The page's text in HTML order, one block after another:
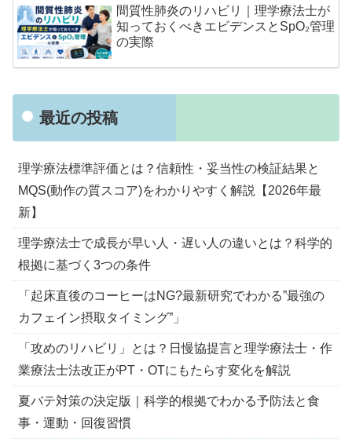
間質性肺炎のリハビリ｜理学療法士が
知っておくべきエビデンスとSpO₂管理
の実際
最近の投稿
理学療法標準評価とは？信頼性・妥当性の検証結果と
MQS(動作の質スコア)をわかりやすく解説【2026年最
新】
理学療法士で成長が早い人・遅い人の違いとは？科学的
根拠に基づく3つの条件
「起床直後のコーヒーはNG?最新研究でわかる”最強の
カフェイン摂取タイミング”」
「攻めのリハビリ」とは？日慢協提言と理学療法士・作
業療法士法改正がPT・OTにもたらす変化を解説
夏バテ対策の決定版｜科学的根拠でわかる予防法と食
事・運動・回復習慣